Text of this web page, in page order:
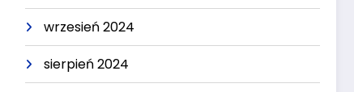
wrzesień 2024
sierpień 2024